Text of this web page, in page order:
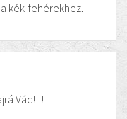
kék-fehérekhez.
Vác!!!!